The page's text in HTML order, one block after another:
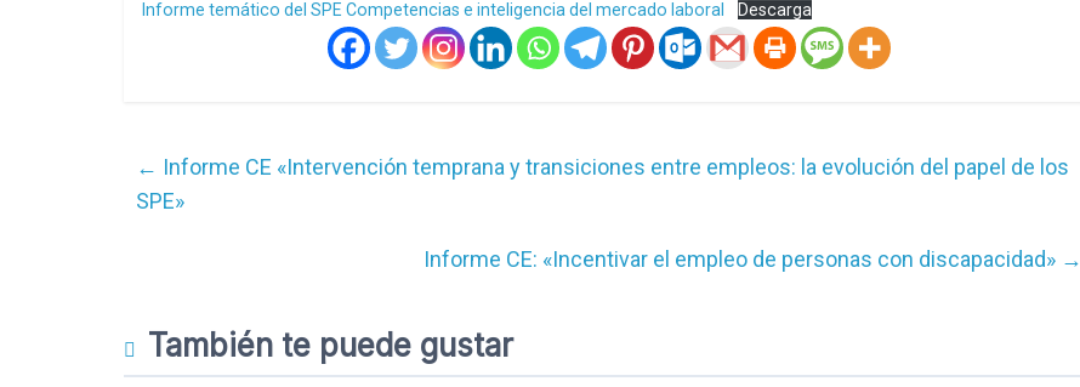
Informe temático del SPE Competencias e inteligencia del mercado laboral Descarga
← Informe CE «Intervención temprana y transiciones entre empleos: la evolución del papel de los
SPE»
Informe CE: «Incentivar el empleo de personas con discapacidad» →
También te puede gustar